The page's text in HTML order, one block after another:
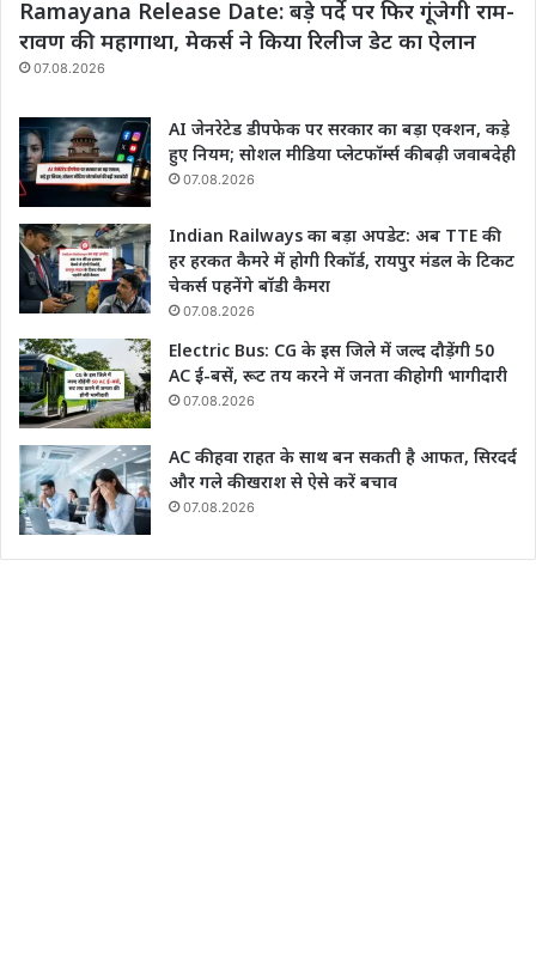
Ramayana Release Date: बड़े पर्दे पर फिर गूंजेगी राम-
रावण की महागाथा, मेकर्स ने किया रिलीज डेट का ऐलान
07.08.2026
AI जेनरेटेड डीपफेक पर सरकार का बड़ा एक्शन, कड़े
हुए नियम; सोशल मीडिया प्लेटफॉर्म्स की बढ़ी जवाबदेही
07.08.2026
Indian Railways का बड़ा अपडेट: अब TTE की
हर हरकत कैमरे में होगी रिकॉर्ड, रायपुर मंडल के टिकट
चेकर्स पहनेंगे बॉडी कैमरा
07.08.2026
Electric Bus: CG के इस जिले में जल्द दौड़ेंगी 50
AC ई-बसें, रूट तय करने में जनता की होगी भागीदारी
07.08.2026
AC की हवा राहत के साथ बन सकती है आफत, सिरदर्द
और गले की खराश से ऐसे करें बचाव
07.08.2026